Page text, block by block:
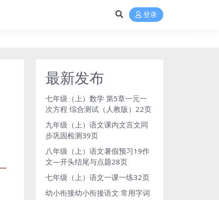
登录
最新发布
七年级（上）数学 第5章一元一
次方程 综合测试（人教版）22页
九年级（上）语文课内文言文同
步巩固检测39页
八年级（上）语文暑假预习19作
文—开头结尾与点题28页
七年级（上）语文一课一练32页
幼小衔接幼小衔接语文 常用字词